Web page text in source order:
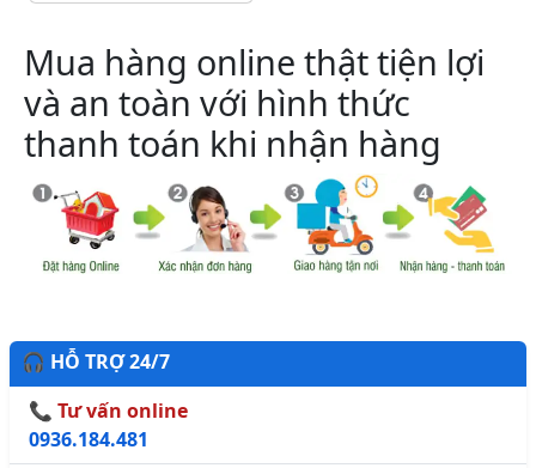
Mua hàng online thật tiện lợi
và an toàn với hình thức
thanh toán khi nhận hàng
🎧 HỖ TRỢ 24/7
📞 Tư vấn online
0936.184.481